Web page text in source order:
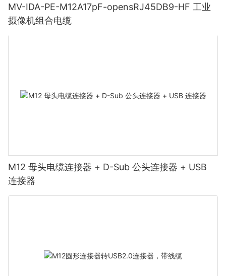
MV-IDA-PE-M12A17pF-opensRJ45DB9-HF 工业
摄像机组合电缆
M12 母头电缆连接器 + D-Sub 公头连接器 + USB
连接器